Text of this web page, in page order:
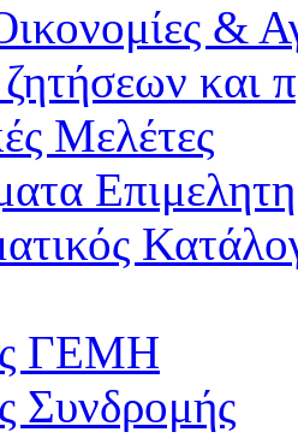
&
ζητήσεων
Μελέτες
ΓΕΜΗ
Συνδρομής